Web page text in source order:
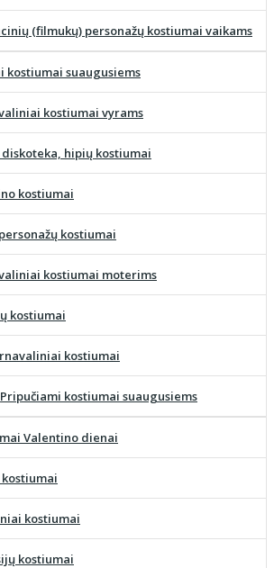
(filmukų) personažų kostiumai vaikams
kostiumai suaugusiems
kostiumai vyrams
diskoteka, hipių kostiumai
kostiumai
kostiumai
kostiumai moterims
kostiumai
kostiumai
Pripučiami kostiumai suaugusiems
Valentino dienai
kostiumai
kostiumai